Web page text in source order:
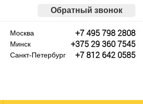
Обратный звонок
Москва +7 495 798 2808
Минск +375 29 360 7545
Санкт-Петербург +7 812 642 0585